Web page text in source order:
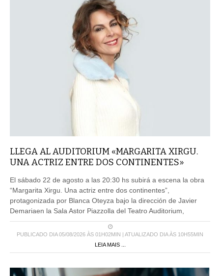
LLEGA AL AUDITORIUM «MARGARITA XIRGU.
UNA ACTRIZ ENTRE DOS CONTINENTES»
El sábado 22 de agosto a las 20:30 hs subirá a escena la obra
“Margarita Xirgu. Una actriz entre dos continentes”,
protagonizada por Blanca Oteyza bajo la dirección de Javier
Demariaen la Sala Astor Piazzolla del Teatro Auditorium,
PUBLICADO DIA 05/08/2026 ÀS 01H02MIN | ATUALIZADO DIA ÀS 10H55MIN
LEIA MAIS ...